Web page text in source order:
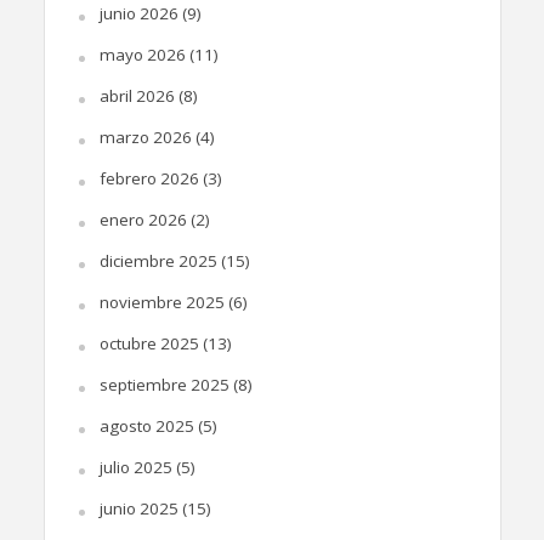
junio 2026 (9)
mayo 2026 (11)
abril 2026 (8)
marzo 2026 (4)
febrero 2026 (3)
enero 2026 (2)
diciembre 2025 (15)
noviembre 2025 (6)
octubre 2025 (13)
septiembre 2025 (8)
agosto 2025 (5)
julio 2025 (5)
junio 2025 (15)